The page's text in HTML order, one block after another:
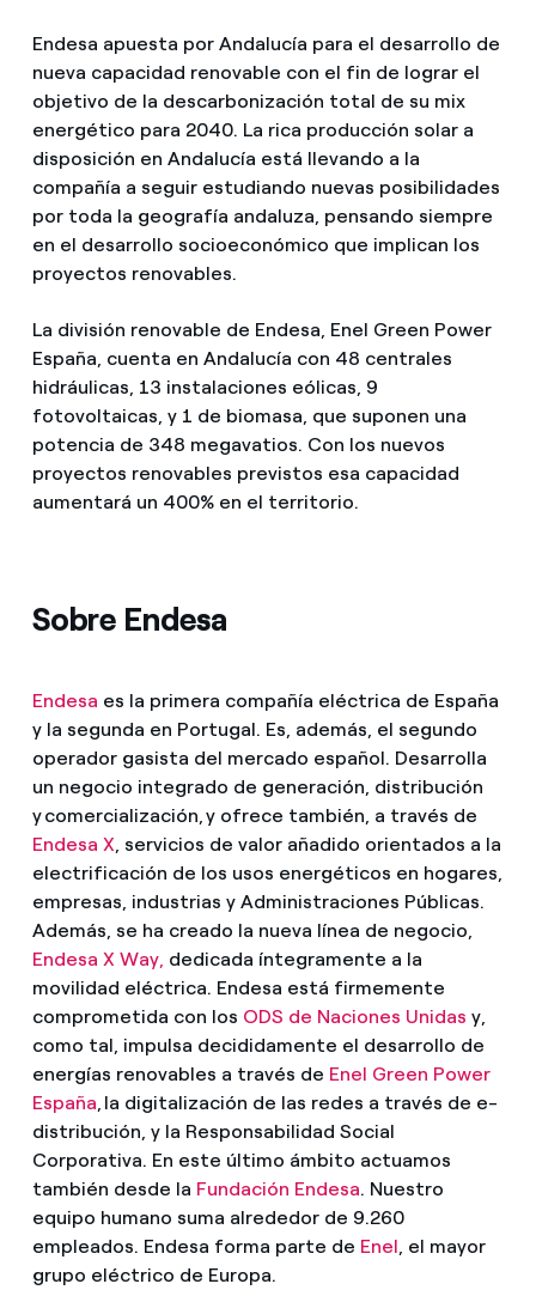
Endesa apuesta por Andalucía para el desarrollo de
nueva capacidad renovable con el fin de lograr el
objetivo de la descarbonización total de su mix
energético para 2040. La rica producción solar a
disposición en Andalucía está llevando a la
compañía a seguir estudiando nuevas posibilidades
por toda la geografía andaluza, pensando siempre
en el desarrollo socioeconómico que implican los
proyectos renovables.
La división renovable de Endesa, Enel Green Power
España, cuenta en Andalucía con 48 centrales
hidráulicas, 13 instalaciones eólicas, 9
fotovoltaicas, y 1 de biomasa, que suponen una
potencia de 348 megavatios. Con los nuevos
proyectos renovables previstos esa capacidad
aumentará un 400% en el territorio.
Sobre Endesa
Endesa es la primera compañía eléctrica de España
y la segunda en Portugal. Es, además, el segundo
operador gasista del mercado español. Desarrolla
un negocio integrado de generación, distribución
y comercialización, y ofrece también, a través de
Endesa X, servicios de valor añadido orientados a la
electrificación de los usos energéticos en hogares,
empresas, industrias y Administraciones Públicas.
Además, se ha creado la nueva línea de negocio,
Endesa X Way, dedicada íntegramente a la
movilidad eléctrica. Endesa está firmemente
comprometida con los ODS de Naciones Unidas y,
como tal, impulsa decididamente el desarrollo de
energías renovables a través de Enel Green Power
España, la digitalización de las redes a través de e-
distribución, y la Responsabilidad Social
Corporativa. En este último ámbito actuamos
también desde la Fundación Endesa. Nuestro
equipo humano suma alrededor de 9.260
empleados. Endesa forma parte de Enel, el mayor
grupo eléctrico de Europa.